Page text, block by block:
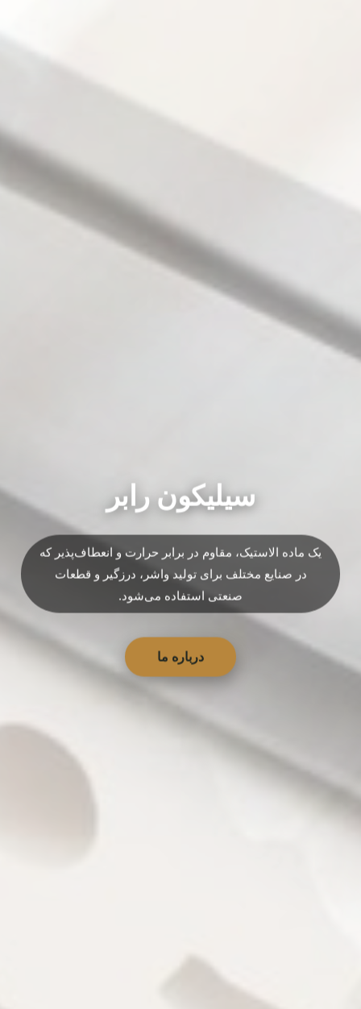
سیلیکون رابر
یک ماده الاستیک، مقاوم در برابر حرارت و انعطاف‌پذیر که
در صنایع مختلف برای تولید واشر، درزگیر و قطعات
صنعتی استفاده می‌شود.
درباره ما